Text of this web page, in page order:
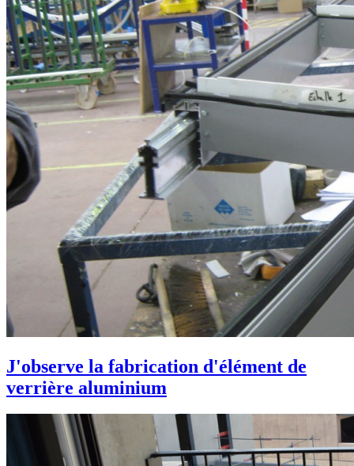
J'observe la fabrication d'élément de
verrière aluminium